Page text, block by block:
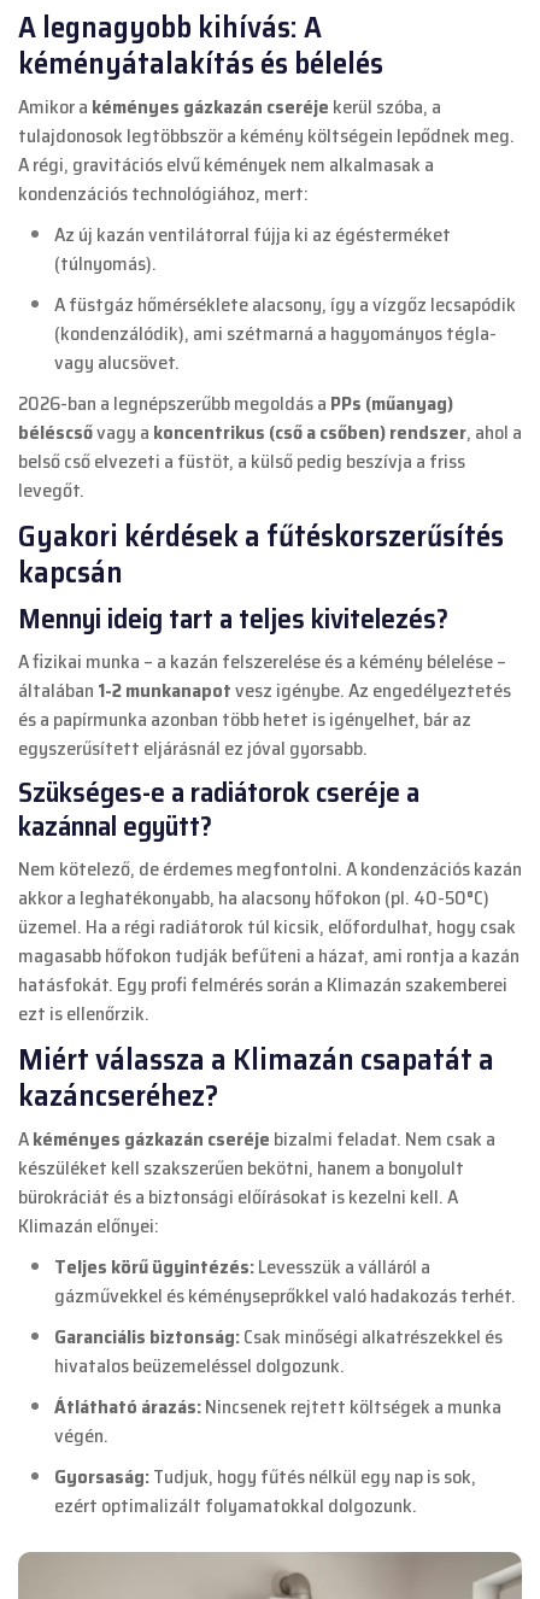
A legnagyobb kihívás: A
kéményátalakítás és bélelés
Amikor a kéményes gázkazán cseréje kerül szóba, a
tulajdonosok legtöbbször a kémény költségein lepődnek meg.
A régi, gravitációs elvű kémények nem alkalmasak a
kondenzációs technológiához, mert:
Az új kazán ventilátorral fújja ki az égésterméket
(túlnyomás).
A füstgáz hőmérséklete alacsony, így a vízgőz lecsapódik
(kondenzálódik), ami szétmarná a hagyományos tégla-
vagy alucsövet.
2026-ban a legnépszerűbb megoldás a PPs (műanyag)
béléscsővagy a koncentrikus (cső a csőben) rendszer, ahol a
belső cső elvezeti a füstöt, a külső pedig beszívja a friss
levegőt.
Gyakori kérdések a fűtéskorszerűsítés
kapcsán
Mennyi ideig tart a teljes kivitelezés?
A fizikai munka – a kazán felszerelése és a kémény bélelése –
általában 1-2 munkanapotvesz igénybe. Az engedélyeztetés
és a papírmunka azonban több hetet is igényelhet, bár az
egyszerűsített eljárásnál ez jóval gyorsabb.
Szükséges-e a radiátorok cseréje a
kazánnal együtt?
Nem kötelező, de érdemes megfontolni. A kondenzációs kazán
akkor a leghatékonyabb, ha alacsony hőfokon (pl. 40-50°C)
üzemel. Ha a régi radiátorok túl kicsik, előfordulhat, hogy csak
magasabb hőfokon tudják befűteni a házat, ami rontja a kazán
hatásfokát. Egy profi felmérés során a Klimazán szakemberei
ezt is ellenőrzik.
Miért válassza a Klimazán csapatát a
kazáncseréhez?
Akéményes gázkazán cseréje bizalmi feladat. Nem csak a
készüléket kell szakszerűen bekötni, hanem a bonyolult
bürokráciát és a biztonsági előírásokat is kezelni kell. A
Klimazán előnyei:
Teljes körű ügyintézés:Levesszük a válláról a
gázművekkel és kéményseprőkkel való hadakozás terhét.
Garanciális biztonság:Csak minőségi alkatrészekkel és
hivatalos beüzemeléssel dolgozunk.
Átlátható árazás:Nincsenek rejtett költségek a munka
végén.
Gyorsaság:Tudjuk, hogy fűtés nélkül egy nap is sok,
ezért optimalizált folyamatokkal dolgozunk.